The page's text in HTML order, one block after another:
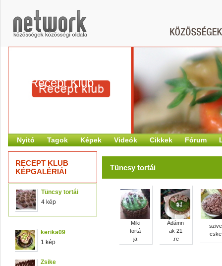
Recept Klub
Nyitó Tagok Képek Videók Cikkek Fórum
RECEPT KLUB
KÉPGALÉRIÁI
Tüncsy tortái
4 kép
kerika09
1 kép
Zsike
Tüncsy tortái
Miki
tortá
ja
Ádámn
ak 21
.re
szive
cske